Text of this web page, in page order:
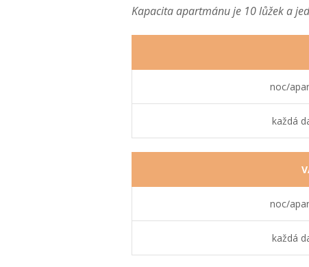
Kapacita apartmánu je 10 lůžek a
noc/
každá
noc/
každá